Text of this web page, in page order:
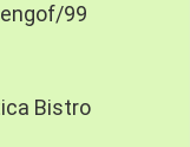
99
Bistro